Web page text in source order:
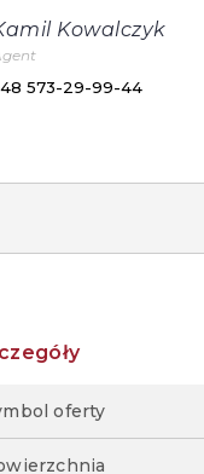
Kowalczyk
573-29-99-44
oferty